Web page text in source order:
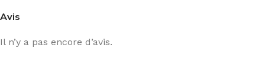
Avis
Il n’y a pas encore d’avis.